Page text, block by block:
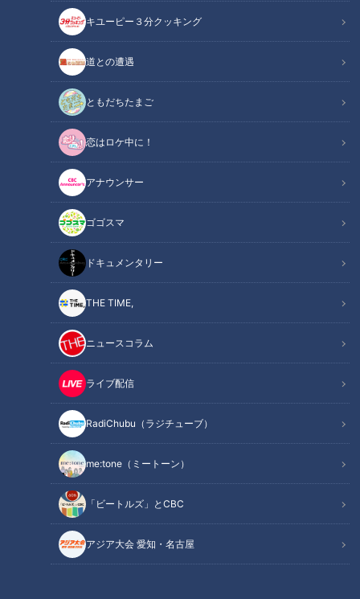
キユーピー３分クッキング
道との遭遇
ともだちたまご
恋はロケ中に！
アナウンサー
ゴゴスマ
ドキュメンタリー
THE TIME,
ニュースコラム
ライブ配信
RadiChubu（ラジチューブ）
me:tone（ミートーン）
「ビートルズ」とCBC
アジア大会 愛知・名古屋
この記事の画像（全6枚）
記事に戻る
この記事を見たあなたへのおすすめ
人気商品「使い捨てカイロ」を
発明したニッポン企業の発想力
加入すればどれだけ得する？個